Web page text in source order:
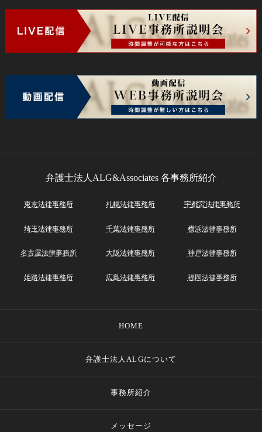
弁護士法人ALG&Associates 各事務所紹介
東京法律事務所 札幌法律事務所 宇都宮法律事務所
埼玉法律事務所 千葉法律事務所 横浜法律事務所
名古屋法律事務所 大阪法律事務所 神戸法律事務所
姫路法律事務所 広島法律事務所 福岡法律事務所
HOME
弁護士法人ALGについて
事務所紹介
メッセージ